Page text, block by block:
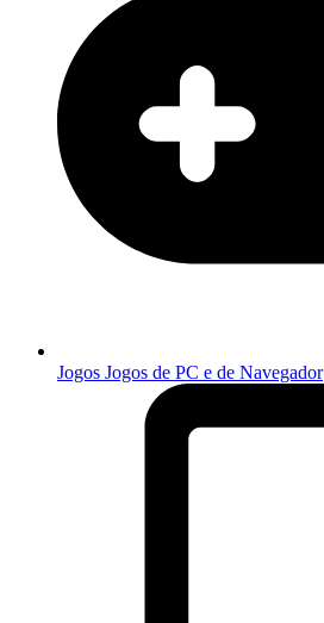
Jogos Jogos de PC e de Navegador